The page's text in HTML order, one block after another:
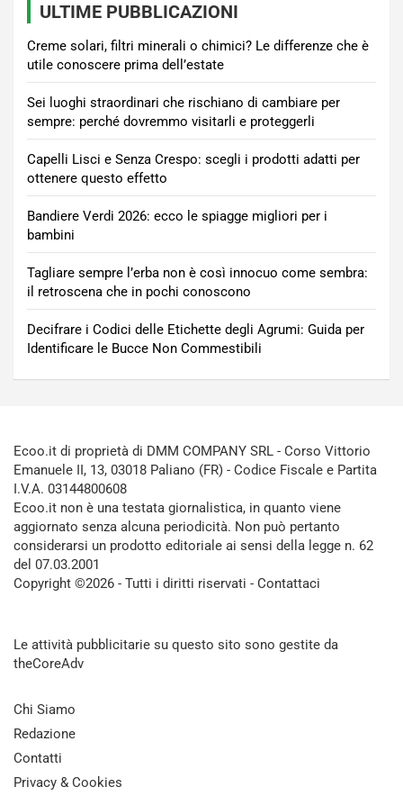
ULTIME PUBBLICAZIONI
Creme solari, filtri minerali o chimici? Le differenze che è
utile conoscere prima dell’estate
Sei luoghi straordinari che rischiano di cambiare per
sempre: perché dovremmo visitarli e proteggerli
Capelli Lisci e Senza Crespo: scegli i prodotti adatti per
ottenere questo effetto
Bandiere Verdi 2026: ecco le spiagge migliori per i
bambini
Tagliare sempre l’erba non è così innocuo come sembra:
il retroscena che in pochi conoscono
Decifrare i Codici delle Etichette degli Agrumi: Guida per
Identificare le Bucce Non Commestibili
Ecoo.it di proprietà di DMM COMPANY SRL - Corso Vittorio
Emanuele II, 13, 03018 Paliano (FR) - Codice Fiscale e Partita
I.V.A. 03144800608
Ecoo.it non è una testata giornalistica, in quanto viene
aggiornato senza alcuna periodicità. Non può pertanto
considerarsi un prodotto editoriale ai sensi della legge n. 62
del 07.03.2001
Copyright ©2026 - Tutti i diritti riservati - Contattaci
Le attività pubblicitarie su questo sito sono gestite da
theCoreAdv
Chi Siamo
Redazione
Contatti
Privacy & Cookies